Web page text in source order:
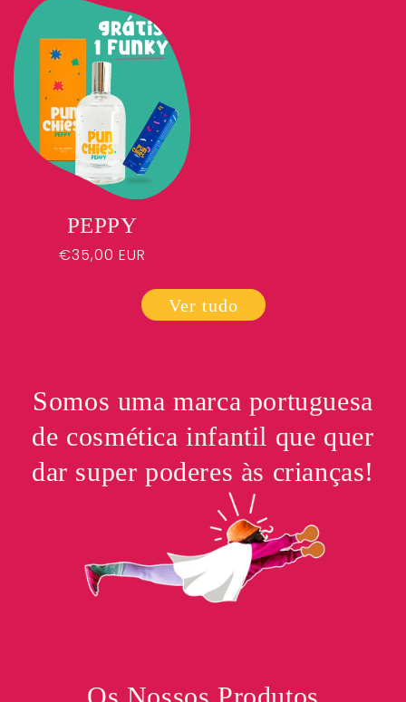
saldo
PEPPY
Preço
€35,00 EUR
Ver tudo
Somos uma marca portuguesa
de cosmética infantil que quer
dar super poderes às crianças!